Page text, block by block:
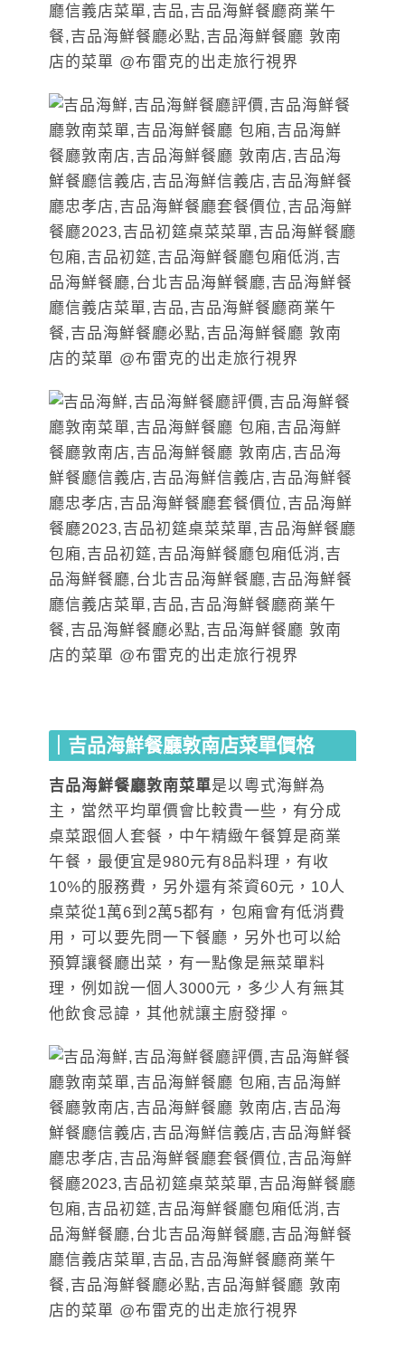
吉品海鮮餐廳敦南店菜單價格
吉品海鮮餐廳敦南菜單是以粵式海鮮為
主，當然平均單價會比較貴一些，有分成
桌菜跟個人套餐，中午精緻午餐算是商業
午餐，最便宜是980元有8品料理，有收
10%的服務費，另外還有茶資60元，10人
桌菜從1萬6到2萬5都有，包廂會有低消費
用，可以要先問一下餐廳，另外也可以給
預算讓餐廳出菜，有一點像是無菜單料
理，例如說一個人3000元，多少人有無其
他飲食忌諱，其他就讓主廚發揮。